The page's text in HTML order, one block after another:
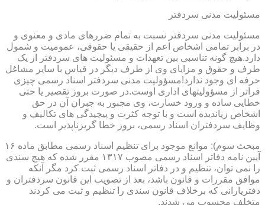
مسئولیت مدنی سردفتر
مسئولیت مدنی سردفتر نسبت به تمام ضررهای مادی و معنوی و
در برابر تمامی اشخاص اعم از حقیقی یا حقوقی، عمومیت و شمول
دارد.هیچ گونه تناسبی بین تعهدات و مسئولیت های سردفتر از یک
طرف و حقوق و مزایای وی از طرف دیگر در قیاس با سایر مشاغل
حرفه ای وجود ندارد!مسؤولیت مدنی سردفتر اسناد رسمی چیزی
فراتر از مسؤولیتهای اداری اوست.در صورت بروز تقصیر یا حتی
خطایی ساده و ورود خسارت، وی مجبور به جبران آن در حق
اشخاص زیاندیده است و با توجه کثرت و پیچیدگی های تکالیف و
وظایف سردفتران اسناد رسمی، بروز خطا گریزناپذیر است.
مبحث سوم): موانع موجود برای تنظیم اسناد رسمی مطابق ماده ۱۶
آیین نامه دفاتر اسناد رسمی مصوب ۱۳۱۷ مقرر شده که هیچ سندی
را نمی توان، تنظیم و در دفاتر اسناد رسمی ثبت کرد مگر آنکه
موافق مقررات و قانون باشد، بعد از تصویب این قانون سردفتران و
دفتریارانی که برخلاف قانون سندی را تنظیم و ثبت می کردند
متخلف محسوب می شدند.